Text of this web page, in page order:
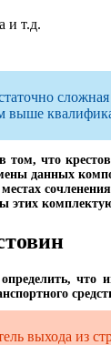
и т.д.
выше
что
данных
этих
что
выхода из